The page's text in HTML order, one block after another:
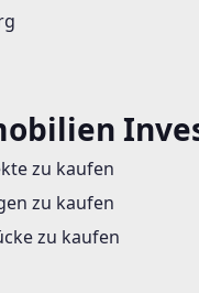
zu kaufen
zu kaufen
zu kaufen